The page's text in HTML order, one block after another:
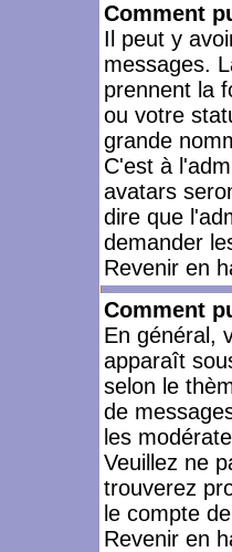
Comment
Il peut y
messages.
prennent la
ou votre
grande
C'est à
avatars
dire que
demander
Revenir en
Comment
En général,
apparaît
selon le
de
les
Veuillez ne
trouverez
le compte
Revenir en